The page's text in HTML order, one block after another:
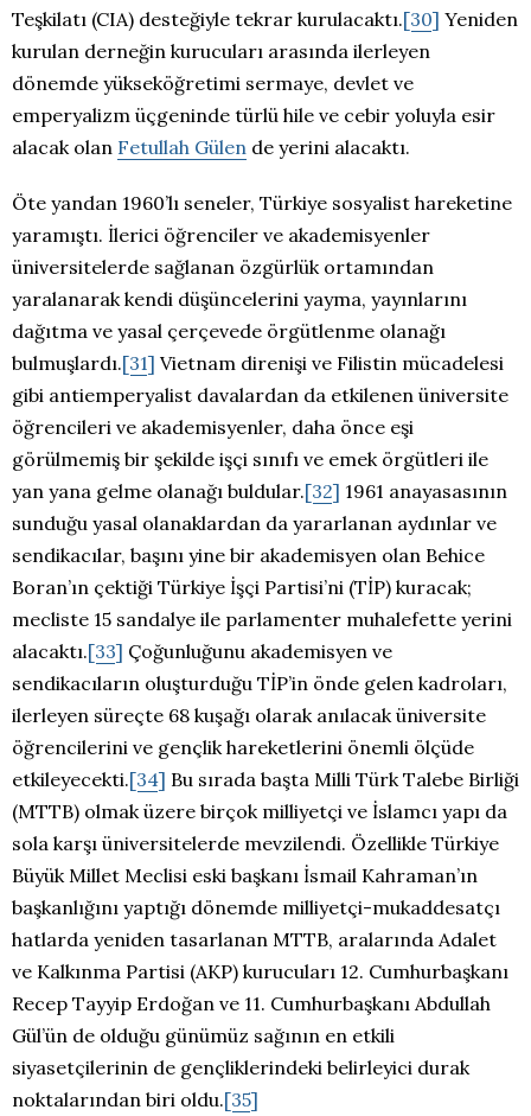
Teşkilatı (CIA) desteğiyle tekrar kurulacaktı.[30] Yeniden
kurulan derneğin kurucuları arasında ilerleyen
dönemde yükseköğretimi sermaye, devlet ve
emperyalizm üçgeninde türlü hile ve cebir yoluyla esir
alacak olan Fetullah Gülen de yerini alacaktı.
Öte yandan 1960’lı seneler, Türkiye sosyalist hareketine
yaramıştı. İlerici öğrenciler ve akademisyenler
üniversitelerde sağlanan özgürlük ortamından
yaralanarak kendi düşüncelerini yayma, yayınlarını
dağıtma ve yasal çerçevede örgütlenme olanağı
bulmuşlardı.[31] Vietnam direnişi ve Filistin mücadelesi
gibi antiemperyalist davalardan da etkilenen üniversite
öğrencileri ve akademisyenler, daha önce eşi
görülmemiş bir şekilde işçi sınıfı ve emek örgütleri ile
yan yana gelme olanağı buldular.[32] 1961 anayasasının
sunduğu yasal olanaklardan da yararlanan aydınlar ve
sendikacılar, başını yine bir akademisyen olan Behice
Boran’ın çektiği Türkiye İşçi Partisi’ni (TİP) kuracak;
mecliste 15 sandalye ile parlamenter muhalefette yerini
alacaktı.[33] Çoğunluğunu akademisyen ve
sendikacıların oluşturduğu TİP’in önde gelen kadroları,
ilerleyen süreçte 68 kuşağı olarak anılacak üniversite
öğrencilerini ve gençlik hareketlerini önemli ölçüde
etkileyecekti.[34] Bu sırada başta Milli Türk Talebe Birliği
(MTTB) olmak üzere birçok milliyetçi ve İslamcı yapı da
sola karşı üniversitelerde mevzilendi. Özellikle Türkiye
Büyük Millet Meclisi eski başkanı İsmail Kahraman’ın
başkanlığını yaptığı dönemde milliyetçi-mukaddesatçı
hatlarda yeniden tasarlanan MTTB, aralarında Adalet
ve Kalkınma Partisi (AKP) kurucuları 12. Cumhurbaşkanı
Recep Tayyip Erdoğan ve 11. Cumhurbaşkanı Abdullah
Gül’ün de olduğu günümüz sağının en etkili
siyasetçilerinin de gençliklerindeki belirleyici durak
noktalarından biri oldu.[35]